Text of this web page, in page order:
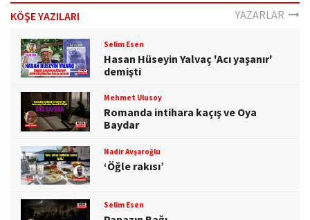
o
KÖŞE YAZILARI YAZARLAR
Selim Esen
Hasan Hüseyin Yalvaç 'Acı yaşanır'
demişti
Mehmet Ulusoy
Romanda intihara kaçış ve Oya
Baydar
Nadir Avşaroğlu
‘Öğle rakısı’
Selim Esen